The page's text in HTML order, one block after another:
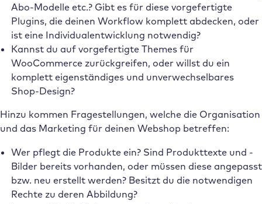
Abo-Modelle etc.? Gibt es für diese vorgefertigte
Plugins, die deinen Workflow komplett abdecken, oder
ist eine Individualentwicklung notwendig?
Kannst du auf vorgefertigte Themes für
WooCommerce zurückgreifen, oder willst du ein
komplett eigenständiges und unverwechselbares
Shop-Design?
Hinzu kommen Fragestellungen, welche die Organisation
und das Marketing für deinen Webshop betreffen:
Wer pflegt die Produkte ein? Sind Produkttexte und -
Bilder bereits vorhanden, oder müssen diese angepasst
bzw. neu erstellt werden? Besitzt du die notwendigen
Rechte zu deren Abbildung?